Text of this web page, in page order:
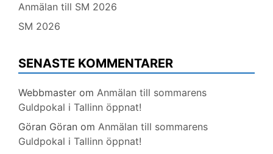
Anmälan till SM 2026
SM 2026
SENASTE KOMMENTARER
Webbmaster om Anmälan till sommarens
Guldpokal i Tallinn öppnat!
Göran Göran om Anmälan till sommarens
Guldpokal i Tallinn öppnat!